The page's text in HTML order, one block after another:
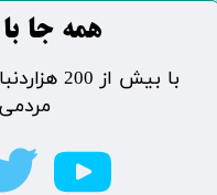
​​​همه جا
​با بیش